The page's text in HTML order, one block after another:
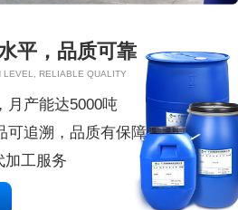
平，品质可靠
LEVEL, RELIABLE QUALITY
月产能达5000吨
可追溯，品质有保障
加工服务